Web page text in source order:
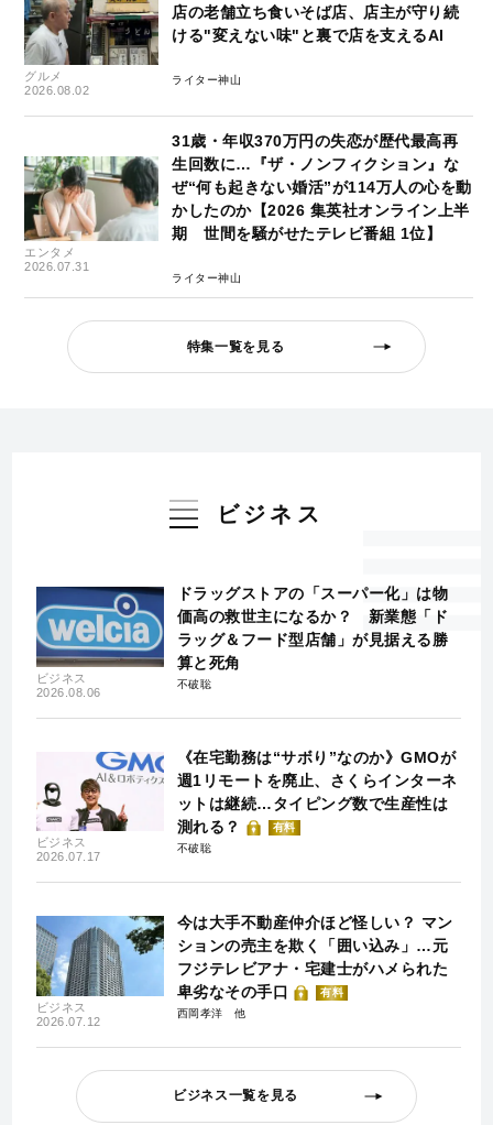
グルメ
2026.08.02
店の老舗立ち食いそば店、店主が守り続
ける"変えない味"と裏で店を支えるAI
ライター神山
エンタメ
2026.07.31
31歳・年収370万円の失恋が歴代最高再
生回数に…『ザ・ノンフィクション』な
ぜ“何も起きない婚活”が114万人の心を動
かしたのか【2026 集英社オンライン上半
期 世間を騒がせたテレビ番組 1位】
ライター神山
特集一覧を見る
ビジネス
ビジネス
2026.08.06
ドラッグストアの「スーパー化」は物
価高の救世主になるか？ 新業態「ド
ラッグ＆フード型店舗」が見据える勝
算と死角
不破聡
ビジネス
2026.07.17
《在宅勤務は“サボり”なのか》GMOが
週1リモートを廃止、さくらインターネ
ットは継続…タイピング数で生産性は
測れる？
有料
不破聡
ビジネス
2026.07.12
今は大手不動産仲介ほど怪しい？ マン
ションの売主を欺く「囲い込み」…元
フジテレビアナ・宅建士がハメられた
卑劣なその手口
有料
西岡孝洋
ビジネス一覧を見る